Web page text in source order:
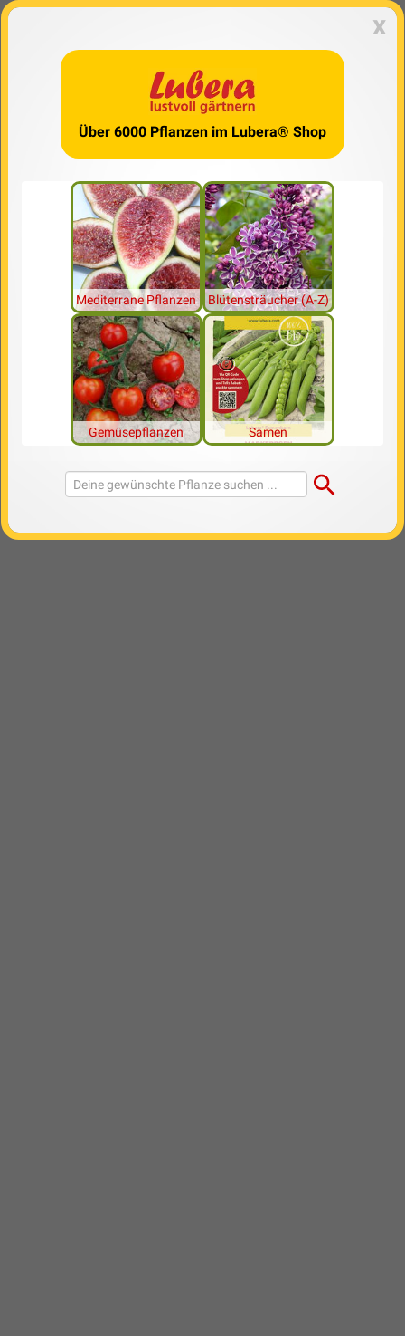
x
Über 6000 Pflanzen im Lubera® Shop
Mediterrane Pflanzen Blütensträucher (A-Z)
Gemüsepflanzen Samen